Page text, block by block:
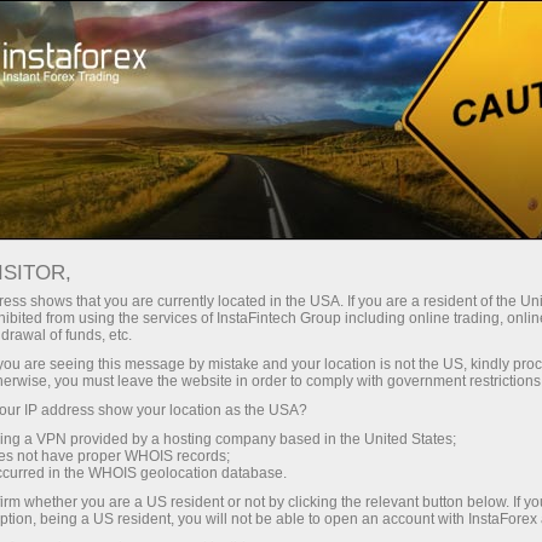
InstaForex билан сиз ҳақиқатан
эга бўласиз: 1:5000 гача кредит
елкаси, бозордаги энг яхши
спред ва комиссиялардан бири,
шунингдек акциялар ва
индекслар билан савдо қилиш
учун қулай шартлар.
Кичик
Ҳар бир депозит учун
30% бонус
Савдода
ва трассада тезлик
shows that you are currently located in the USA. If you are a resident of the
from using the services of InstaFintech Group including online trading,
of funds, etc.
are seeing this message by mistake and your location is not the US, kindly
you must leave the website in order to comply with government
IP address show your location as the USA?
a VPN provided by a hosting company based in the United States;
not have proper WHOIS records;
in the WHOIS geolocation database.
whether you are a US resident or not by clicking the relevant button below. If
being a US resident, you will not be able to open an account with InstaForex